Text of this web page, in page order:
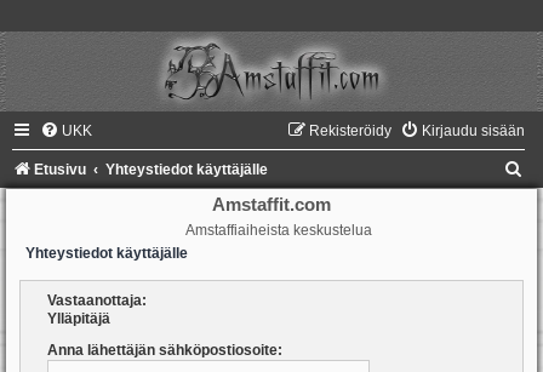
UKK Kirjaudu sisään
Rekisteröidy
Etusivu Yhteystiedot käyttäjälle
Amstaffit.com
Amstaffiaiheista keskustelua
Yhteystiedot käyttäjälle
Vastaanottaja:
Ylläpitäjä
Anna lähettäjän sähköpostiosoite: